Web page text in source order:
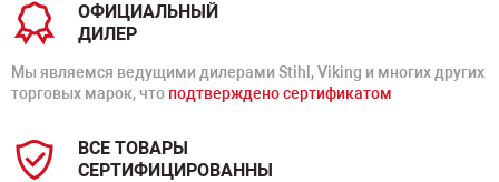
ОФИЦИАЛЬНЫЙ
ДИЛЕР
Мы являемся ведущими дилерами Stihl, Viking и многих других
торговых марок, что подтверждено сертификатом
ВСЕ ТОВАРЫ
СЕРТИФИЦИРОВАННЫ